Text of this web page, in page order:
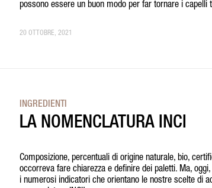
possono essere un buon modo per far tornare i
20 OTTOBRE, 2021
INGREDIENTI
LA NOMENCLATURA INCI
Composizione, percentuali di origine naturale, bio,
occorreva fare chiarezza e definire dei paletti. Ma,
i numerosi indicatori che orientano le nostre scelte di